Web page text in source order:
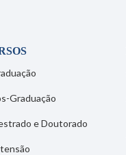
Graduação
e Doutorado